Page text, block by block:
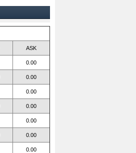
ASK
0.00
0.00
0.00
0.00
0.00
0.00
0.00